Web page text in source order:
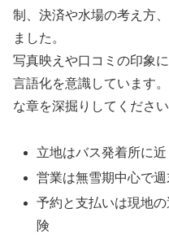
制、決済や水場の考え方
ました。
写真映えや口コミの印象
言語化を意識しています
な章を深掘りしてください
立地はバス発着所に
営業は無雪期中心で
予約と支払いは現地
険